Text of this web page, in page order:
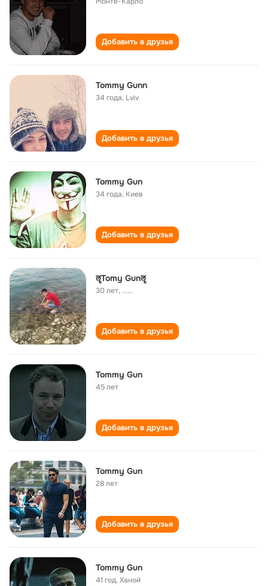
Добавить в друзья
Tommy Gunn
34 года, Lviv
Добавить в друзья
Tommy Gun
34 года, Киев
Добавить в друзья
ॡTomy Gunॡ
30 лет, ......
Добавить в друзья
Tommy Gun
45 лет
Добавить в друзья
Tommy Gun
28 лет
Добавить в друзья
Tommy Gun
41 год,Ханой